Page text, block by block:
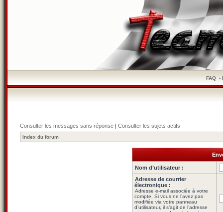
FAQ-
Consulter les messages sans réponse | Consulter les sujets actifs
Index du forum
Nom d’utilisateur :
Adresse de courrier
électronique :
Adresse e-mail associée à votre
compte. Si vous ne l’avez pas
modifiée via votre panneau
d’utilisateur, il s’agit de l’adresse